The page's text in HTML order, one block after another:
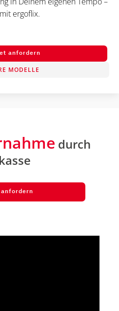
ergoflix.
anfordern
MODELLE
durch
anfordern